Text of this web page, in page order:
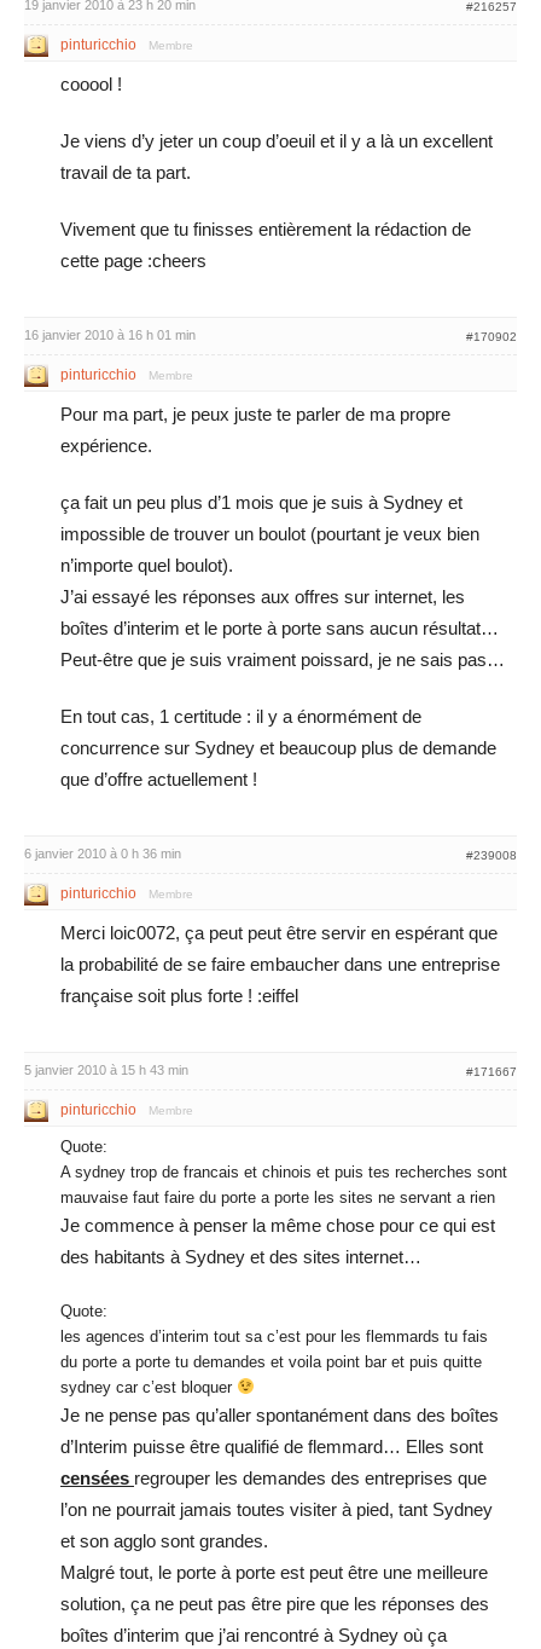
19 janvier 2010 à 23 h 20 min #216257
pinturicchio Membre
cooool !
Je viens d’y jeter un coup d’oeuil et il y a là un excellent
travail de ta part.
Vivement que tu finisses entièrement la rédaction de
cette page :cheers
16 janvier 2010 à 16 h 01 min #170902
pinturicchio Membre
Pour ma part, je peux juste te parler de ma propre
expérience.
ça fait un peu plus d’1 mois que je suis à Sydney et
impossible de trouver un boulot (pourtant je veux bien
n’importe quel boulot).
J’ai essayé les réponses aux offres sur internet, les
boîtes d’interim et le porte à porte sans aucun résultat…
Peut-être que je suis vraiment poissard, je ne sais pas…
En tout cas, 1 certitude : il y a énormément de
concurrence sur Sydney et beaucoup plus de demande
que d’offre actuellement !
6 janvier 2010 à 0 h 36 min #239008
pinturicchio Membre
Merci loic0072, ça peut peut être servir en espérant que
la probabilité de se faire embaucher dans une entreprise
française soit plus forte ! :eiffel
5 janvier 2010 à 15 h 43 min #171667
pinturicchio Membre
Quote:
A sydney trop de francais et chinois et puis tes recherches sont
mauvaise faut faire du porte a porte les sites ne servant a rien
Je commence à penser la même chose pour ce qui est
des habitants à Sydney et des sites internet…
Quote:
les agences d’interim tout sa c’est pour les flemmards tu fais
du porte a porte tu demandes et voila point bar et puis quitte
sydney car c’est bloquer
Je ne pense pas qu’aller spontanément dans des boîtes
d’Interim puisse être qualifié de flemmard… Elles sont
censées regrouper les demandes des entreprises que
l’on ne pourrait jamais toutes visiter à pied, tant Sydney
et son agglo sont grandes.
Malgré tout, le porte à porte est peut être une meilleure
solution, ça ne peut pas être pire que les réponses des
boîtes d’interim que j’ai rencontré à Sydney où ça